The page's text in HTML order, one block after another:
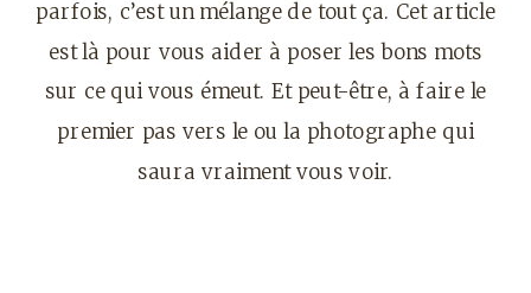
parfois, c’est un mélange de tout ça. Cet article
est là pour vous aider à poser les bons mots
sur ce qui vous émeut. Et peut-être, à faire le
premier pas vers le ou la photographe qui
saura vraiment vous voir.